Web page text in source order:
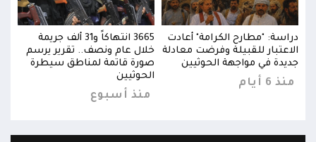
دراسة: "مطارح الكرامة" أعادت
الاعتبار للقبيلة وفرضت معادلة
جديدة في مواجهة الحوثيين
منذ 6 أيام
3665 انتهاكاً و31 ألف جريمة
خلال عام ونصف.. تقرير يرسم
صورة قاتمة لمناطق سيطرة
الحوثيين
منذ أسبوع